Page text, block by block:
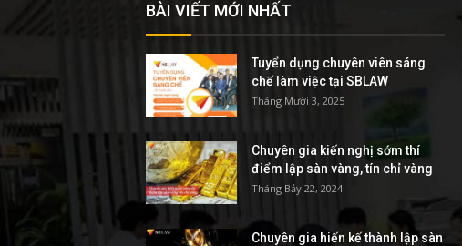
BÀI VIẾT MỚI NHẤT
Tuyển dụng chuyên viên sáng
chế làm việc tại SBLAW
Tháng Mười 3, 2025
Chuyên gia kiến nghị sớm thí
điểm lập sàn vàng, tín chỉ vàng
Tháng Bảy 22, 2024
Chuyên gia hiến kế thành lập sàn